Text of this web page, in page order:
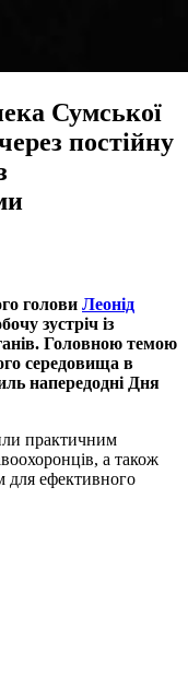
Сумської
постійну
голови Леонід
зустріч із
Головною темою
середовища в
напередодні Дня
практичним
а також
для ефективного